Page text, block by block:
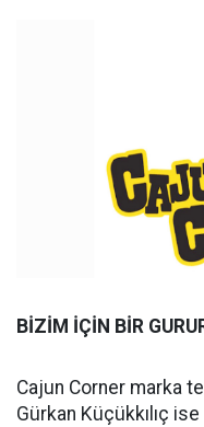
BİZİM İÇİN BİR
Cajun Corner marka
Gürkan Küçükkılıç